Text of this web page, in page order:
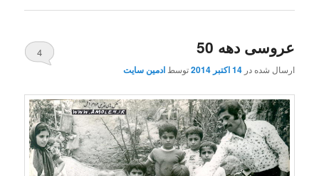
عروسی دهه 50
ارسال شده در14 اکتبر 2014 توسطادمین سایت
4